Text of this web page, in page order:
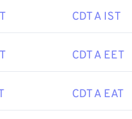
CDT A IST
CDT A EET
CDT A EAT